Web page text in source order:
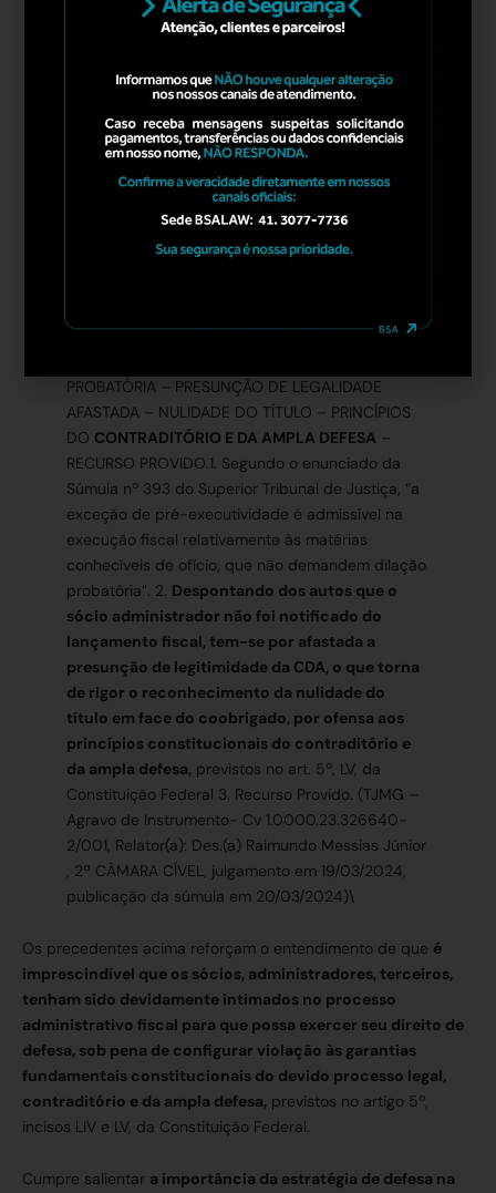
acolhida, sobretudo quando ausente qualquer
sido impugnada pelas partes. (TJMG – Apelação
Cível 1.0000.24.093276-4/001, Relator(a): Des.(a)
Carlos Henrique Perpétuo Braga , 19ª CÂMARA
CÍVEL, julgamento em 11/04/2024, publicação da
súmula em 18/04/2024)
EXCEÇÃO DE PRÉ-EXECUTIVIDADE –
PROCESSO TRIBUTÁRIO ADMINISTRATIVO –
PROBATÓRIA – PRESUNÇÃO DE LEGALIDADE
AFASTADA – NULIDADE DO TÍTULO – PRINCÍPIOS
DO CONTRADITÓRIO E DA AMPLA DEFESA –
RECURSO PROVIDO.1. Segundo o enunciado da
Súmula nº 393 do Superior Tribunal de Justiça, “a
exceção de pré-executividade é admissível na
execução fiscal relativamente às matérias
conhecíveis de ofício, que não demandem dilação
probatória”. 2. Despontando dos autos que o
sócio administrador não foi notificado do
lançamento fiscal, tem-se por afastada a
presunção de legitimidade da CDA, o que torna
de rigor o reconhecimento da nulidade do
título em face do coobrigado, por ofensa aos
princípios constitucionais do contraditório e
da ampla defesa, previstos no art. 5º, LV, da
Constituição Federal 3. Recurso Provido. (TJMG –
Agravo de Instrumento- Cv 1.0000.23.326640-
2/001, Relator(a): Des.(a) Raimundo Messias Júnior
, 2ª CÂMARA CÍVEL, julgamento em 19/03/2024,
publicação da súmula em 20/03/2024)\
Os precedentes acima reforçam o entendimento de que é
imprescindível que os sócios, administradores, terceiros,
tenham sido devidamente intimados no processo
administrativo fiscal para que possa exercer seu direito de
defesa, sob pena de configurar violação às garantias
fundamentais constitucionais do devido processo legal,
contraditório e da ampla defesa, previstos no artigo 5º,
incisos LIV e LV, da Constituição Federal.
Cumpre salientar a importância da estratégia de defesa na